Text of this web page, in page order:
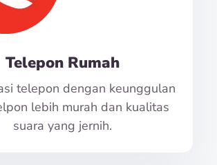
Telepon Rumah
telepon dengan keunggulan
lebih murah dan kualitas
suara yang jernih.